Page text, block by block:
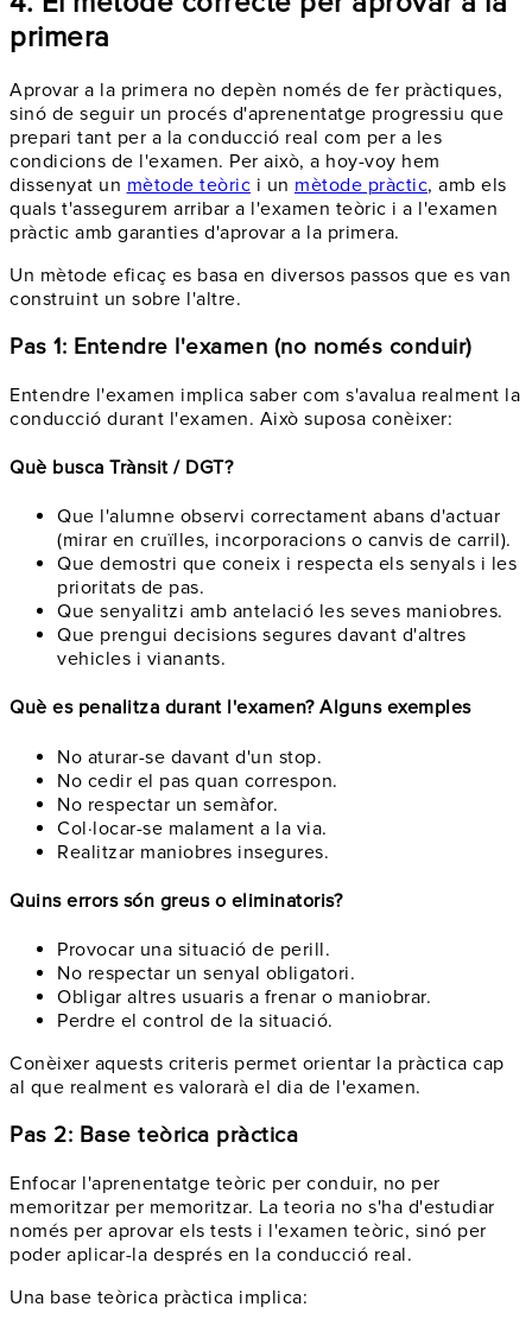
primera
Aprovar a la primera no depèn només de fer pràctiques,
sinó de seguir un procés d'aprenentatge progressiu que
prepari tant per a la conducció real com per a les
condicions de l'examen. Per això, a hoy-voy hem
dissenyat un mètode teòric i un mètode pràctic, amb els
quals t'assegurem arribar a l'examen teòric i a l'examen
pràctic amb garanties d'aprovar a la primera.
Un mètode eficaç es basa en diversos passos que es van
construint un sobre l'altre.
Pas 1: Entendre l'examen (no només conduir)
Entendre l'examen implica saber com s'avalua realment la
conducció durant l'examen. Això suposa conèixer:
Què busca Trànsit / DGT?
Que l'alumne observi correctament abans d'actuar
(mirar en cruïlles, incorporacions o canvis de carril).
Que demostri que coneix i respecta els senyals i les
prioritats de pas.
Que senyalitzi amb antelació les seves maniobres.
Que prengui decisions segures davant d'altres
vehicles i vianants.
Què es penalitza durant l'examen? Alguns exemples
No aturar-se davant d'un stop.
No cedir el pas quan correspon.
No respectar un semàfor.
Col·locar-se malament a la via.
Realitzar maniobres insegures.
Quins errors són greus o eliminatoris?
Provocar una situació de perill.
No respectar un senyal obligatori.
Obligar altres usuaris a frenar o maniobrar.
Perdre el control de la situació.
Conèixer aquests criteris permet orientar la pràctica cap
al que realment es valorarà el dia de l'examen.
Pas 2: Base teòrica pràctica
Enfocar l'aprenentatge teòric per conduir, no per
memoritzar per memoritzar. La teoria no s'ha d'estudiar
només per aprovar els tests i l'examen teòric, sinó per
poder aplicar-la després en la conducció real.
Una base teòrica pràctica implica: